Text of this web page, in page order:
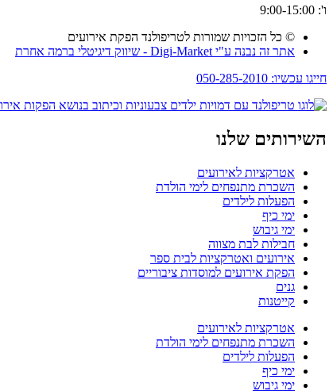
ו': 9:00-15:00
© כל הזכויות שמורות לטריפולנד הפקת אירועים
אתר זה נבנה ע"י Digi-Market - שיווק דיגיטלי ברמה אחרת
חייגו עכשיו: 050-285-2010
השירותים שלנו
אטרקציות לאירועים
השכרת מתנפחים לימי הולדת
הפעלות לילדים
ימי כיף
ימי גיבוש
חבילות לבת מצווה
אירועים ואטרקציות לבית ספר
הפקת אירועים למוסדות ציבוריים
גנים
קייטנות
אטרקציות לאירועים
השכרת מתנפחים לימי הולדת
הפעלות לילדים
ימי כיף
ימי גיבוש